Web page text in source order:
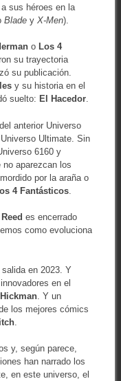
sus héroes en la
BladeyX-Men).
oLos 4
su trayectoria
su publicación.
y su historia en el
suelto: El Hacedor.
anterior Universo
Ultimate. Sin
6160 y
aparezcan los
por la araña o
4 Fantásticos.
Reed es encerrado
como evoluciona
en 2023. Y
en el
. Y un
los mejores cómics
.
y, según parece,
han narrado los
en este universo, el